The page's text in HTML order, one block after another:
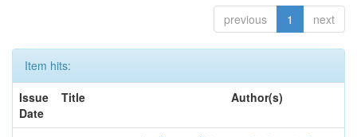
previous 1 next
Item hits:
Issue
Date
Title Author(s)